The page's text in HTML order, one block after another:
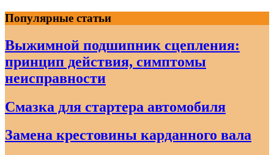
Skip
to
content
Популярные статьи
Выжимной подшипник сцепления:
принцип действия, симптомы
неисправности
Смазка для стартера автомобиля
Замена крестовины карданного вала